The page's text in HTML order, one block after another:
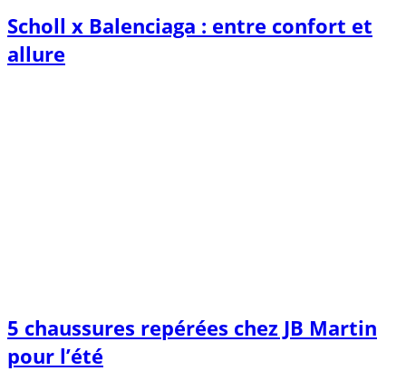
Scholl x Balenciaga : entre confort et
allure
5 chaussures repérées chez JB Martin
pour l’été